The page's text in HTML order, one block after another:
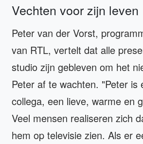
Vechten voor zijn leven
Peter van der Vorst,
van RTL, vertelt dat alle
studio zijn gebleven om het
Peter af te wachten. "Peter is
collega, een lieve, warme en
Veel mensen realiseren zich
hem op televisie zien. Als er